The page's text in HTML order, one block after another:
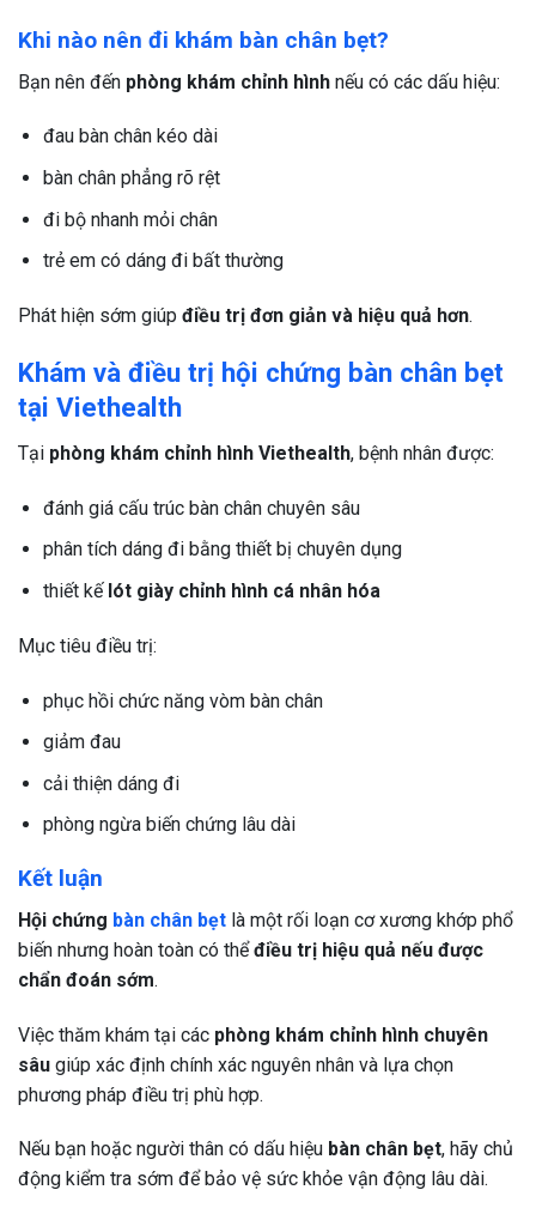
Khi nào nên đi khám bàn chân bẹt?
Bạn nên đến phòng khám chỉnh hình nếu có các dấu hiệu:
đau bàn chân kéo dài
bàn chân phẳng rõ rệt
đi bộ nhanh mỏi chân
trẻ em có dáng đi bất thường
Phát hiện sớm giúp điều trị đơn giản và hiệu quả hơn.
Khám và điều trị hội chứng bàn chân bẹt
tại Viethealth
Tại phòng khám chỉnh hình Viethealth, bệnh nhân được:
đánh giá cấu trúc bàn chân chuyên sâu
phân tích dáng đi bằng thiết bị chuyên dụng
thiết kế lót giày chỉnh hình cá nhân hóa
Mục tiêu điều trị:
phục hồi chức năng vòm bàn chân
giảm đau
cải thiện dáng đi
phòng ngừa biến chứng lâu dài
Kết luận
Hội chứng bàn chân bẹt là một rối loạn cơ xương khớp phổ
biến nhưng hoàn toàn có thểđiều trị hiệu quả nếu được
chẩn đoán sớm.
Việc thăm khám tại các phòng khám chỉnh hình chuyên
sâu giúp xác định chính xác nguyên nhân và lựa chọn
phương pháp điều trị phù hợp.
Nếu bạn hoặc người thân có dấu hiệu bàn chân bẹt, hãy chủ
động kiểm tra sớm để bảo vệ sức khỏe vận động lâu dài.